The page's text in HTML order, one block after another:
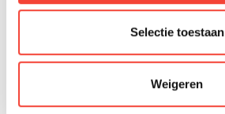
Selectie toestaan
Weigeren